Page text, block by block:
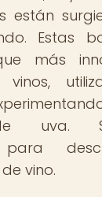
están
Estas
más
uva.
para
vino.